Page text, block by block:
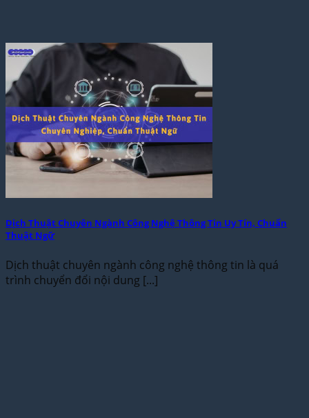
Dịch Thuật Chuyên Ngành Công Nghệ Thông Tin Uy Tín, Chuẩn
Thuật Ngữ
Dịch thuật chuyên ngành công nghệ thông tin là quá
trình chuyển đổi nội dung [...]